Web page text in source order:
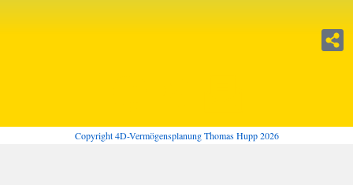
Copyright 4D-Vermögensplanung Thomas Hupp 2026